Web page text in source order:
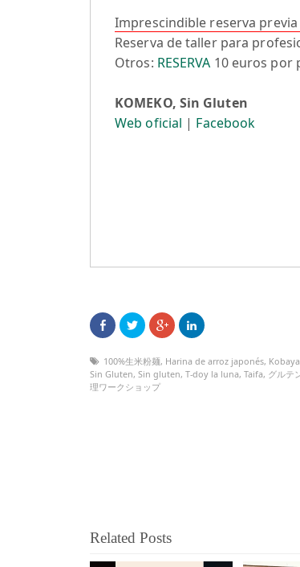
Imprescindible reserva
Reserva de taller para
Otros: RESERVA 10 euros por
KOMEKO, Sin Gluten
Web oficial | Facebook
100%生米粉麺, Harina de arroz japonés,
Sin Gluten, Sin gluten, T-doy la luna, Taifa, グルテ
理ワークショップ
Related Posts